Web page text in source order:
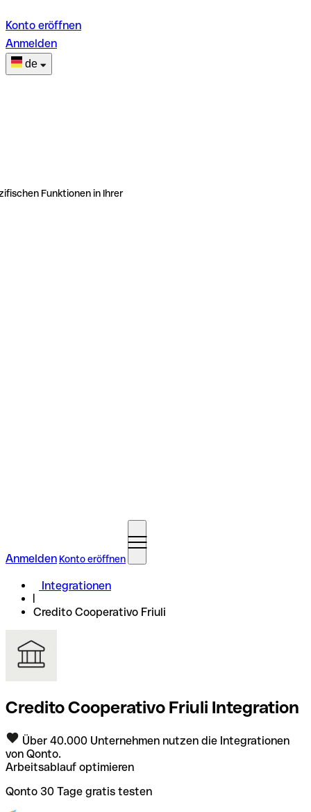
Konto eröffnen
Anmelden
de
Funktionen in Ihrer
Anmelden Konto eröffnen
Integrationen
Credito Cooperativo Friuli
Credito Cooperativo Friuli Integration
Über 40.000 Unternehmen nutzen die Integrationen
von Qonto.
Arbeitsablauf optimieren
Qonto 30 Tage gratis testen